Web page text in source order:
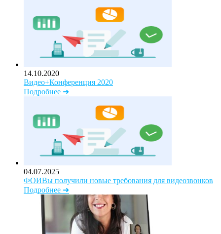
14.10.2020
Видео+Конференция 2020
Подробнее ➜
04.07.2025
ФОИВы получили новые требования для видеозвонков
Подробнее ➜